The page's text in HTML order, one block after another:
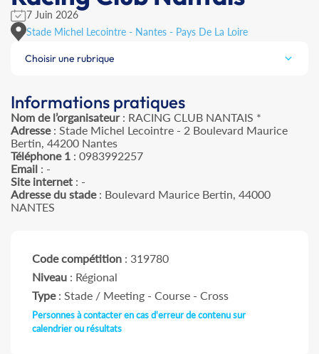
7 Juin 2026
Stade Michel Lecointre - Nantes - Pays De La Loire
Choisir une rubrique
Informations pratiques
Nom de l’organisateur: RACING CLUB NANTAIS *
Adresse: Stade Michel Lecointre - 2 Boulevard Maurice
Bertin, 44200 Nantes
Téléphone 1 : 0983992257
Email : -
Site internet : -
Adresse du stade: Boulevard Maurice Bertin, 44000
NANTES
Code compétition : 319780
Niveau : Régional
Type: Stade / Meeting - Course - Cross
Personnes à contacter en cas d'erreur de contenu sur
calendrier ou résultats